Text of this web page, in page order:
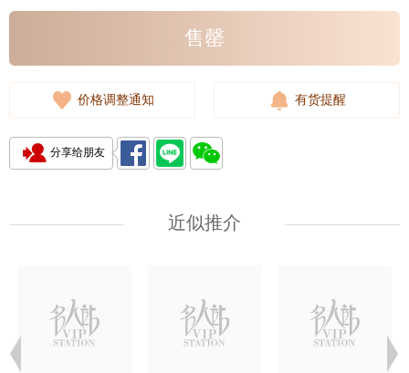
售罄
价格调整通知 有货提醒
分享给朋友
近似推介